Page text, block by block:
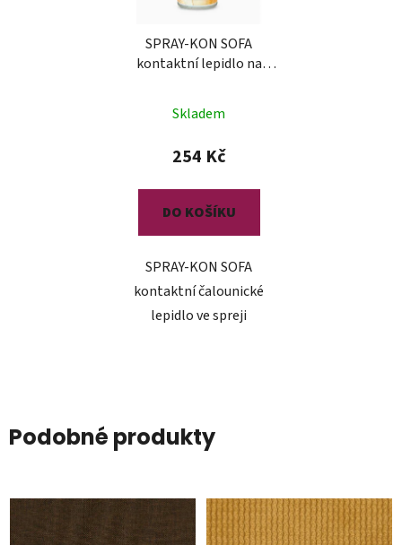
SPRAY-KON SOFA
kontaktní lepidlo na
Skladem
254 Kč
DO KOŠÍKU
SPRAY-KON SOFA
kontaktní čalounické
lepidlo ve spreji
Podobné produkty